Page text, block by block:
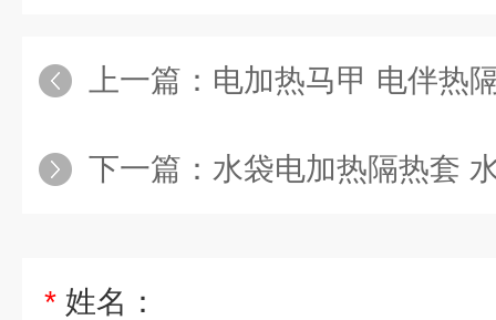
上一篇： 电加热马甲 电伴热隔热套
下一篇： 水袋电加热隔热套 水囊隔热
* 姓名：